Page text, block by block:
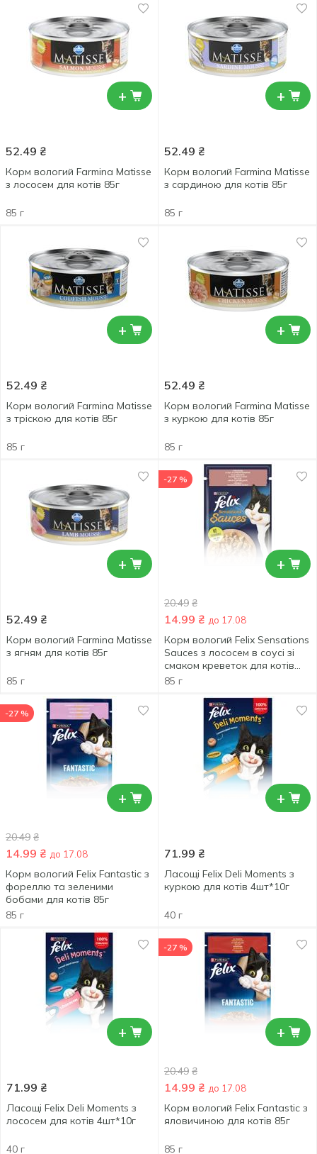
+
52.49 ₴
Корм вологий Farmina Matisse
з лососем для котів 85г
85 г
+
52.49 ₴
Корм вологий Farmina Matisse
з сардиною для котів 85г
85 г
+
52.49 ₴
Корм вологий Farmina Matisse
з тріскою для котів 85г
85 г
+
52.49 ₴
Корм вологий Farmina Matisse
з куркою для котів 85г
85 г
+
52.49 ₴
Корм вологий Farmina Matisse
з ягням для котів 85г
85 г
+
-27 %
20.49 ₴
14.99 ₴ до 17.08
Корм вологий Felix Sensations
Sauces з лососем в соусі зі
смаком креветок для котів
85г
85 г
+
-27 %
20.49 ₴
14.99 ₴ до 17.08
Корм вологий Felix Fantastic з
фореллю та зеленими
бобами для котів 85г
85 г
+
71.99 ₴
Ласощі Felix Deli Moments з
куркою для котів 4шт*10г
40 г
+
71.99 ₴
Ласощі Felix Deli Moments з
лососем для котів 4шт*10г
40 г
+
-27 %
20.49 ₴
14.99 ₴ до 17.08
Корм вологий Felix Fantastic з
яловичиною для котів 85г
85 г